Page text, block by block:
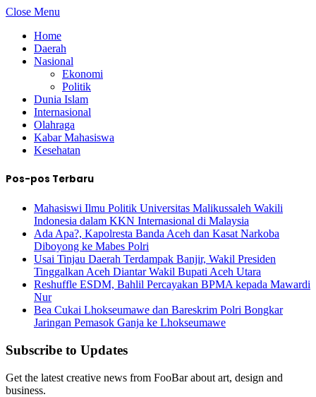
Close Menu
Home
Daerah
Nasional
Ekonomi
Politik
Dunia Islam
Internasional
Olahraga
Kabar Mahasiswa
Kesehatan
Pos-pos Terbaru
Mahasiswi Ilmu Politik Universitas Malikussaleh Wakili
Indonesia dalam KKN Internasional di Malaysia
Ada Apa?, Kapolresta Banda Aceh dan Kasat Narkoba
Diboyong ke Mabes Polri
Usai Tinjau Daerah Terdampak Banjir, Wakil Presiden
Tinggalkan Aceh Diantar Wakil Bupati Aceh Utara
Reshuffle ESDM, Bahlil Percayakan BPMA kepada Mawardi
Nur
Bea Cukai Lhokseumawe dan Bareskrim Polri Bongkar
Jaringan Pemasok Ganja ke Lhokseumawe
Subscribe to Updates
Get the latest creative news from FooBar about art, design and
business.